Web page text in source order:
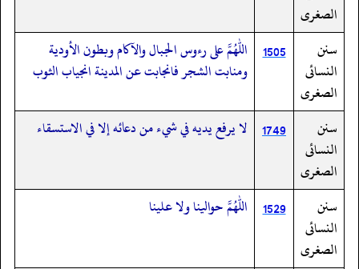
الصغرى
سنن
النسائى
الصغرى
1505
اللهم على رءوس الجبال والآكام وبطون الأودية
ومنابت الشجر فانجابت عن المدينة انجياب الثوب
سنن
النسائى
الصغرى
1749 لا يرفع يديه في شيء من دعائه إلا في الاستسقاء
سنن
النسائى
الصغرى
1529 اللهم حوالينا ولا علينا